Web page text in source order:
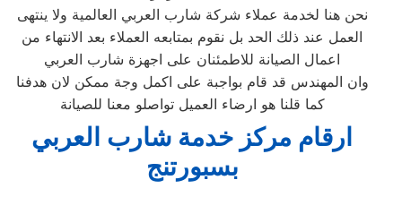
نحن هنا لخدمة عملاء شركة شارب العربي العالمية ولا ينتهى
العمل عند ذلك الحد بل نقوم بمتابعه العملاء بعد الانتهاء من
اعمال الصيانة للاطمئنان على اجهزة شارب العربي
وان المهندس قد قام بواجبة على اكمل وجة ممكن لان هدفنا
كما قلنا هو ارضاء العميل تواصلو معنا للصيانة
ارقام مركز خدمة شارب العربي
بسبورتنج